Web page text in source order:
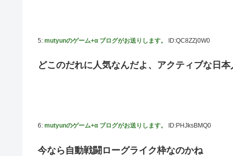
部屋作りゲーム、確率で出現するイカを見るとクラッシュす
【激震】韓国人「韓国サッカー協会、W杯・五輪で複数回
5期・6期 人気ランキング
5: mutyunのゲーム+α ブログがお送りします。 ID:QC8ZZj0W0
どこのだれに人気なんだよ、アクティブな日
6: mutyunのゲーム+α ブログがお送りします。 ID:PHJksBMQ0
今なら自動戦闘ローグライク枠なのかね